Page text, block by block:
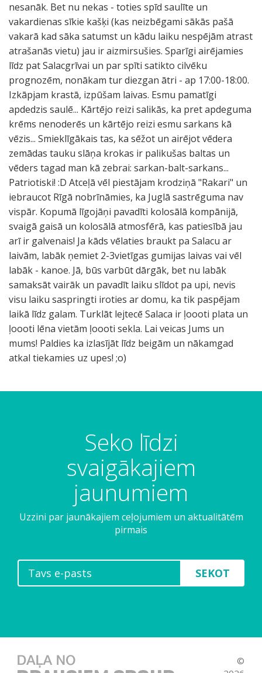
nesanāk. Bet nu nekas - toties spīd saulīte un
vakardienas sīkie kašķi (kas neizbēgami sākās pašā
vakarā kad sāka satumst un kādu laiku nespējām atrast
atrašanās vietu) jau ir aizmirsušies. Sparīgi airējamies
līdz pat Salacgrīvai un par spīti satikto cilvēku
prognozēm, nonākam tur diezgan ātri - ap 17:00-18:00.
Izkāpjam krastā, izpūšam laivas. Esmu pamatīgi
apdedzis saulē... Kārtējo reizi salikās, ka pret apdeguma
krēms nenoderēs un kārtējo reizi esmu sarkans kā
vēzis... Smieklīgākais tas, ka sēžot un airējot vēdera
zemādas tauku slāņa krokas ir palikušas baltas un
vēders tagad man kā zebrai: sarkan-balt-sarkans...
Patriotiski! :D Atceļā vēl piestājam krodziņā "Rakari" un
iebraucot Rīgā nobrīnāmies, ka Juglā sastrēguma nav
vispār. Kopumā līgojāņi pavadīti kolosālā kompānijā,
svaigā gaisā un kolosālā atmosfērā, kas patiesībā jau
arī ir galvenais! Ja kāds vēlaties braukt pa Salacu ar
laivām, labāk ņemiet 2-3vietīgas gumijas laivas vai vēl
labāk - kanoe. Jā, būs varbūt dārgāk, bet nu labāk
samaksāt vairāk un pavadīt laiku slīdot pa upi, nevis
visu laiku saspringti iroties ar domu, ka tik paspējam
laikā līdz galam. Turklāt lejtecē Salaca ir ļoooti plata un
ļoooti lēna vietām ļoooti sekla. Lai veicas Jums un
mums! Paldies ka izlasījāt līdz beigām un nākamgad
atkal tiekamies uz upes! ;o)
Seko līdzi
svaigākajiem
jaunumiem
Uzzini par jaunākajiem ceļojumiem un aktualitātēm
pirmais
SEKOT
©